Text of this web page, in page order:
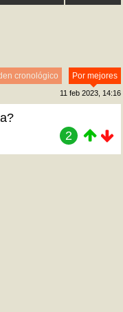
Por mejores
cronológico
11 feb 2023, 14:16
2